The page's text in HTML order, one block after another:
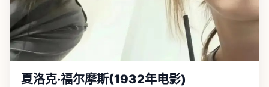
夏洛克·福尔摩斯(1932年电影)